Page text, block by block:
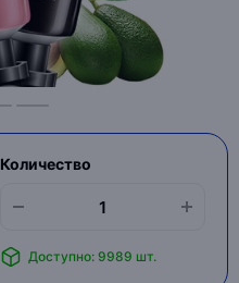
Количество
Доступно: 9989 шт.